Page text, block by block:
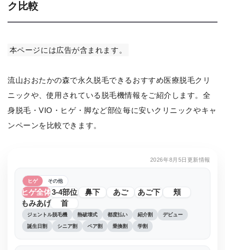
ク比較
本ページには広告が含まれます。
流山おおたかの森で永久脱毛できるおすすめ医療脱毛クリ
ニックや、使用されている脱毛機情報をご紹介します。全
身脱毛・VIO・ヒゲ・脚など部位毎に安いクリニックやキャ
ンペーンを比較できます。
2026年8月5日更新情報
ヒゲ その他
ヒゲ全体3-4部位 鼻下 あご あご下
頬
もみあげ
首
ジェントル脱毛機 熱破壊式 都度払い 紹介割 デビュー
誕生日割 シニア割 ペア割 乗換割 学割